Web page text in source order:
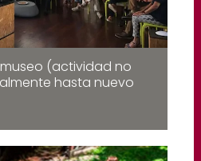
(actividad no
hasta nuevo